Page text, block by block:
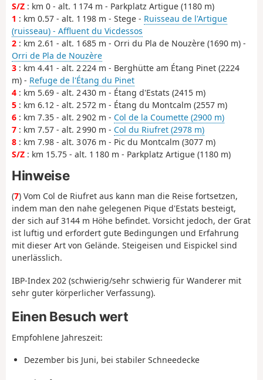
S/Z : km 0 - alt. 1 174 m - Parkplatz Artigue (1180 m)
1 : km 0.57 - alt. 1 198 m - Stege - Ruisseau de l'Artigue
(ruisseau) - Affluent du Vicdessos
2 : km 2.61 - alt. 1 685 m - Orri du Pla de Nouzère (1690 m) -
Orri de Pla de Nouzère
3 : km 4.41 - alt. 2 224 m - Berghütte am Étang Pinet (2224
m) - Refuge de l'Étang du Pinet
4 : km 5.69 - alt. 2 430 m - Étang d'Estats (2415 m)
5 : km 6.12 - alt. 2 572 m - Étang du Montcalm (2557 m)
6 : km 7.35 - alt. 2 902 m - Col de la Coumette (2900 m)
7 : km 7.57 - alt. 2 990 m - Col du Riufret (2978 m)
8 : km 7.98 - alt. 3 076 m - Pic du Montcalm (3077 m)
S/Z : km 15.75 - alt. 1 180 m - Parkplatz Artigue (1180 m)
Hinweise
(7) Vom Col de Riufret aus kann man die Reise fortsetzen,
indem man den nahe gelegenen Pique d'Estats besteigt,
der sich auf 3144 m Höhe befindet. Vorsicht jedoch, der Grat
ist luftig und erfordert gute Bedingungen und Erfahrung
mit dieser Art von Gelände. Steigeisen und Eispickel sind
unerlässlich.
IBP-Index 202 (schwierig/sehr schwierig für Wanderer mit
sehr guter körperlicher Verfassung).
Einen Besuch wert
Empfohlene Jahreszeit:
Dezember bis Juni, bei stabiler Schneedecke